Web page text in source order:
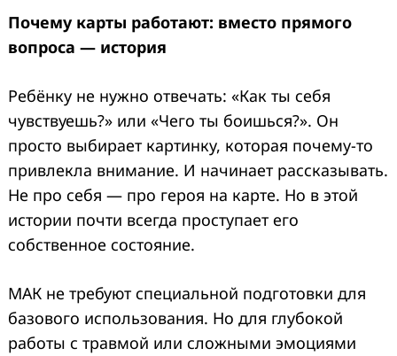
Почему карты работают: вместо прямого
вопроса — история
Ребёнку не нужно отвечать: «Как ты себя
чувствуешь?» или «Чего ты боишься?». Он
просто выбирает картинку, которая почему-то
привлекла внимание. И начинает рассказывать.
Не про себя — про героя на карте. Но в этой
истории почти всегда проступает его
собственное состояние.
МАК не требуют специальной подготовки для
базового использования. Но для глубокой
работы с травмой или сложными эмоциями